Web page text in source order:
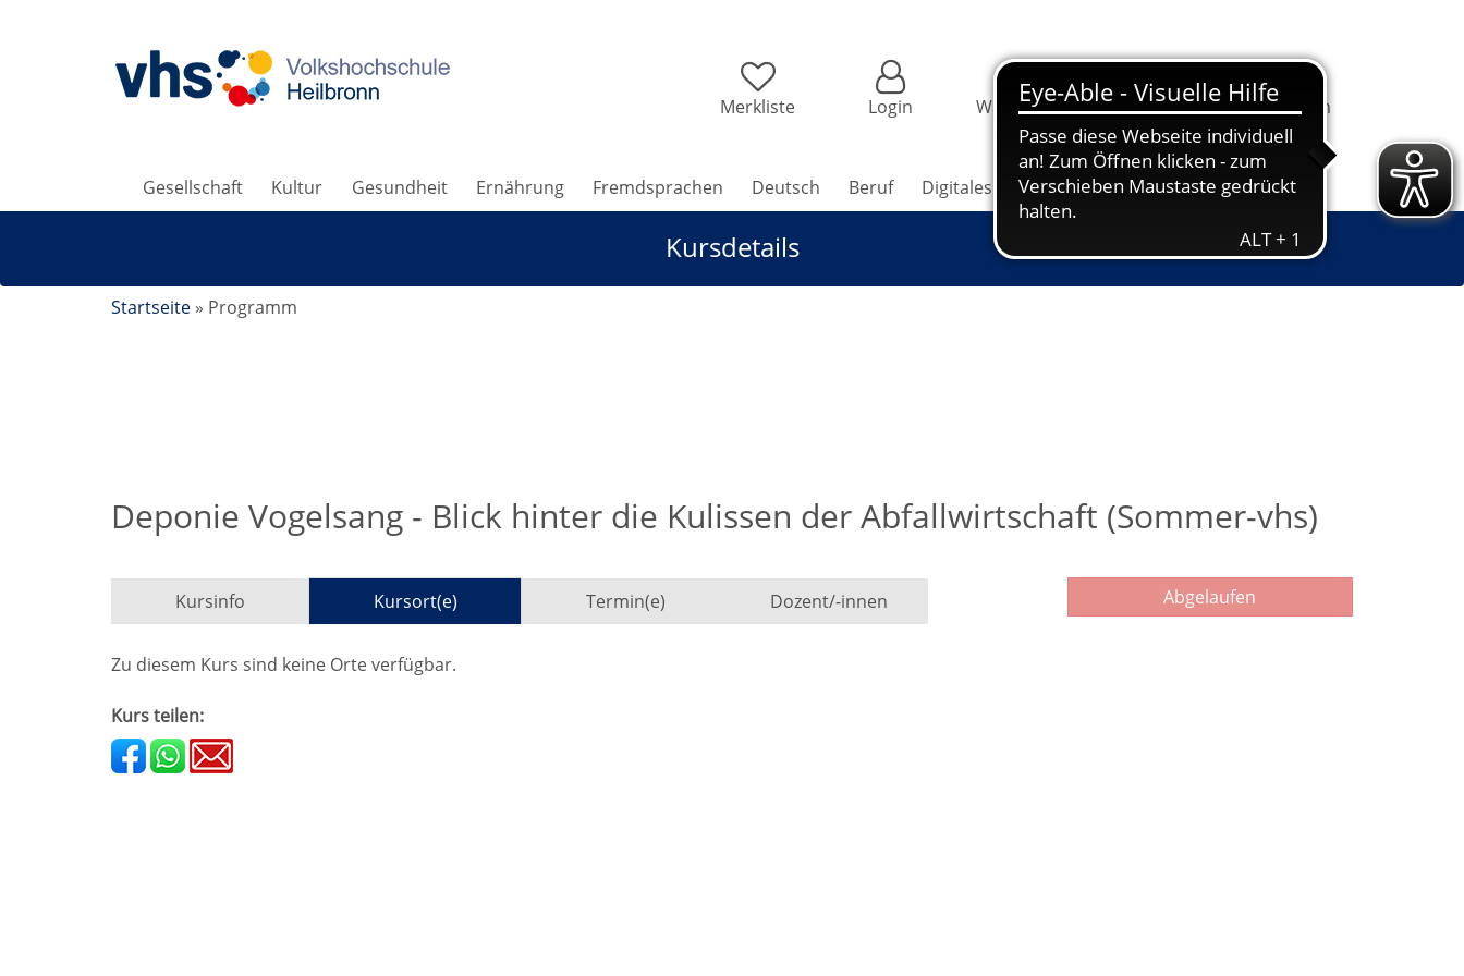
Merkliste Login Warenkorb Information Programm
Gesellschaft Kultur Gesundheit Ernährung Fremdsprachen Deutsch Beruf Digitales Grundbildung Jugendkunstschule
Kursdetails
Startseite » Programm
Deponie Vogelsang - Blick hinter die Kulissen der Abfallwirtschaft (Sommer-vhs)
Kursinfo Kursort(e) Termin(e) Dozent/-innen
Zu diesem Kurs sind keine Orte verfügbar.
Abgelaufen
Kurs teilen: